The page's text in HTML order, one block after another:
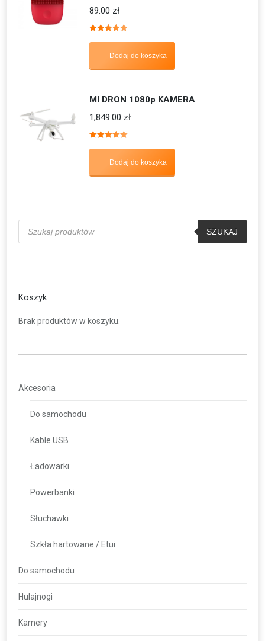
89.00 zł
5.00
Dodaj do koszyka
MI DRON 1080p KAMERA
1,849.00 zł
5.00
Dodaj do koszyka
Wyszukiwarka
produktów
SZUKAJ
Koszyk
Brak produktów w koszyku.
Akcesoria
Do samochodu
Kable USB
Ładowarki
Powerbanki
Słuchawki
Szkła hartowane / Etui
Do samochodu
Hulajnogi
Kamery